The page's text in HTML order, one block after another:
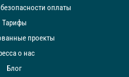
оплаты
Тарифы
проекты
о нас
Блог